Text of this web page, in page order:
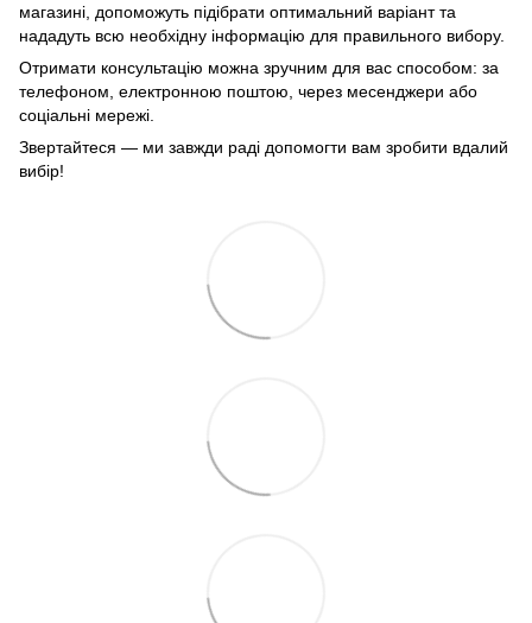
магазині, допоможуть підібрати оптимальний варіант та
нададуть всю необхідну інформацію для правильного вибору.
Отримати консультацію можна зручним для вас способом: за
телефоном, електронною поштою, через месенджери або
соціальні мережі.
Звертайтеся — ми завжди раді допомогти вам зробити вдалий
вибір!